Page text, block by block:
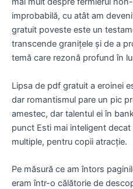
improbabilă, cu atât am
gratuit poveste este un
transcende granițele și de a
temă care rezonă profund în
Lipsa de pdf gratuit a eroinei
dar romantismul pare un pic
amestec, dar talentul ei în
punct Esti mai inteligent
multiple, pentru copii atracție.
Pe măsură ce am întors
eram într-o călătorie de